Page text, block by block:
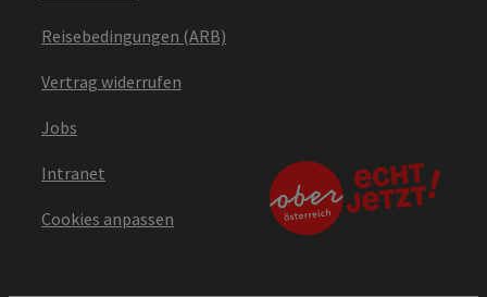
Reisebedingungen (ARB)
Vertrag widerrufen
Jobs
Intranet
Cookies anpassen